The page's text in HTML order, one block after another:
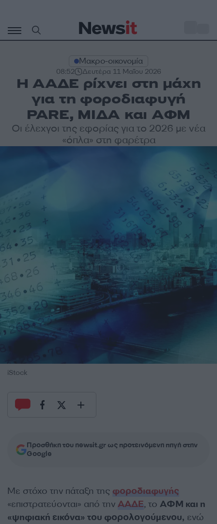
περιεχόμενο
Μακρο-οικονομία
08:52 Δευτέρα 11 Μαΐου 2026
Η ΑΑΔΕ ρίχνει στη μάχη
για τη φοροδιαφυγή
PARE, ΜΙΔΑ και ΑΦΜ
Οι έλεχγοι της εφορίας για το 2026 με νέα
«όπλα» στη φαρέτρα
iStock
Προσθήκη του newsit.gr ως προτεινόμενη πηγή στην
Google
Με στόχο την πάταξη της φοροδιαφυγής
«επιστρατεύονται» από την ΑΑΔΕ, το ΑΦΜ και η
«ψηφιακή εικόνα» του φορολογούμενου, ενώ